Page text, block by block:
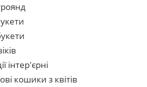
інтер'єрні
кошики з квітів